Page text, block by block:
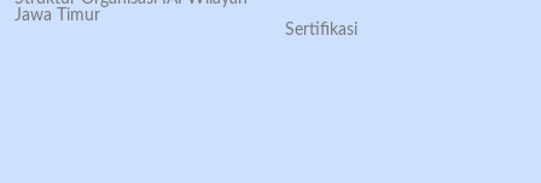
Jawa Timur
Sertifikasi